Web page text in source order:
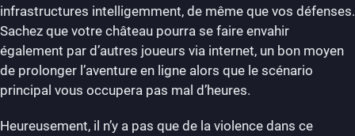
infrastructures intelligemment, de même que vos défenses.
Sachez que votre château pourra se faire envahir
également par d’autres joueurs via internet, un bon moyen
de prolonger l’aventure en ligne alors que le scénario
principal vous occupera pas mal d’heures.
Heureusement, il n’y a pas que de la violence dans ce